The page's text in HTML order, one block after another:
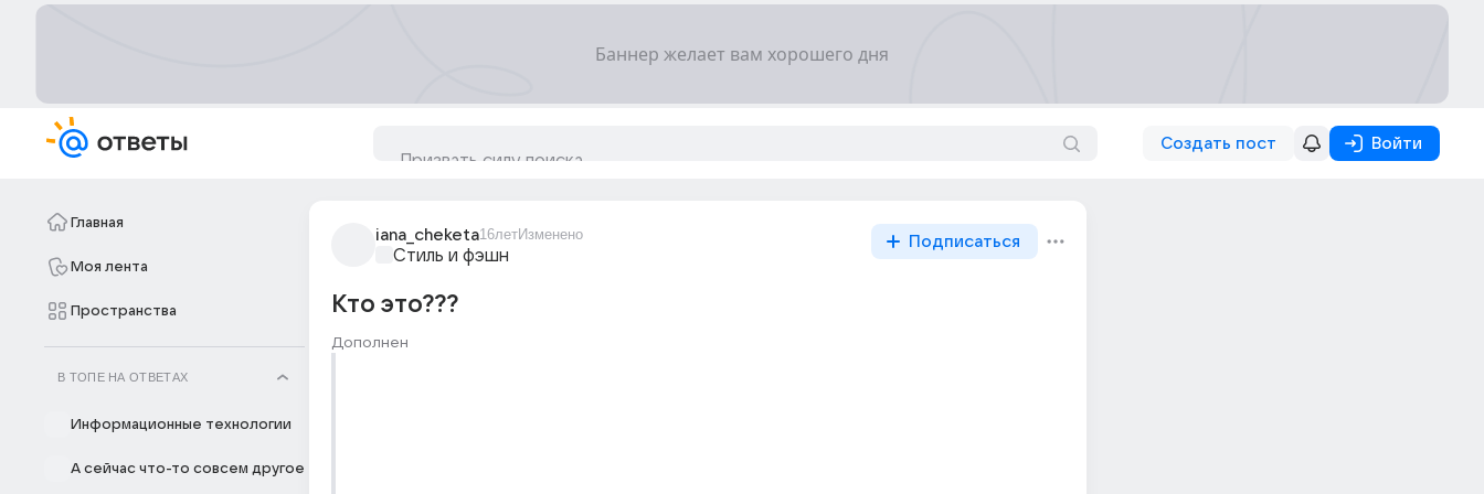
Создать пост Войти
Главная
Моя лента
Пространства
В ТОПЕ НА ОТВЕТАХ
Информационные технологии
А сейчас что-то совсем другое
iana_cheketa16летИзменено
Стиль и фэшн
Подписаться
Кто это???
Дополнен